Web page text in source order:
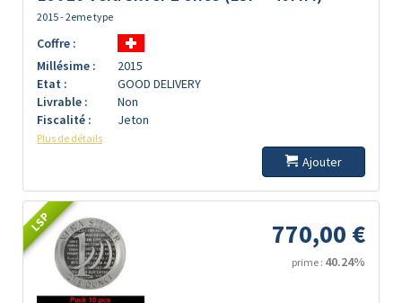
2015 - 2eme type
Coffre :
Millésime :
2015
Etat :
GOOD DELIVERY
Livrable :
Non
Fiscalité :
Jeton
Plus de détails
Ajouter
LSP 770,00 €
prime : 40.24%